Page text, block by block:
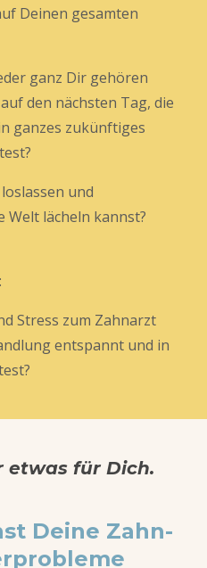
Deinen gesamten
ganz Dir gehören
den nächsten Tag, die
ganzes zukünftiges
und
Welt lächeln kannst?
Stress zum Zahnarzt
entspannt und in
etwas für Dich.
Deine Zahn-